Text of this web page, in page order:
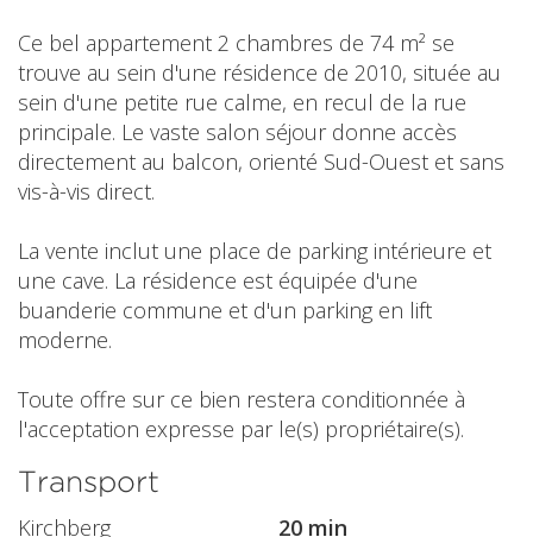
Ce bel appartement 2 chambres de 74 m² se
trouve au sein d'une résidence de 2010, située au
sein d'une petite rue calme, en recul de la rue
principale. Le vaste salon séjour donne accès
directement au balcon, orienté Sud-Ouest et sans
vis-à-vis direct.
La vente inclut une place de parking intérieure et
une cave. La résidence est équipée d'une
buanderie commune et d'un parking en lift
moderne.
Toute offre sur ce bien restera conditionnée à
l'acceptation expresse par le(s) propriétaire(s).
Transport
Kirchberg 20 min